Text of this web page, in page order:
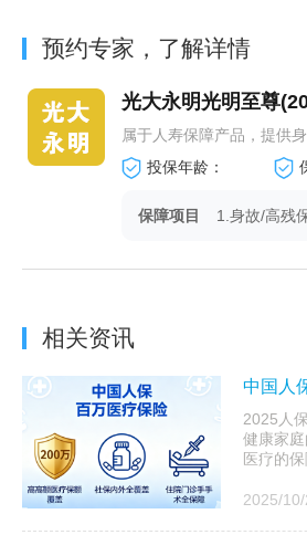
预约专家，了解详情
光大永明光明至尊
属于人寿保障产品，提供
投保年龄：
保障项目 1.身故/高残
相关资讯
中国人
2025人
健康家
医疗的保
2025/